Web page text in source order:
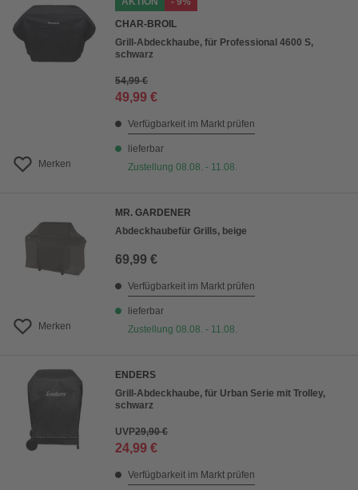
Merken
CHAR-BROIL
Grill-Abdeckhaube, für Professional 4600 S,
schwarz
54,99 €
49,99 €
Verfügbarkeit im Markt prüfen
lieferbar
Zustellung 08.08. - 11.08.
Merken
MR. GARDENER
Abdeckhaubefür Grills, beige
69,99 €
Verfügbarkeit im Markt prüfen
lieferbar
Zustellung 08.08. - 11.08.
ENDERS
Grill-Abdeckhaube, für Urban Serie mit Trolley,
schwarz
UVP29,90 €
24,99 €
Verfügbarkeit im Markt prüfen